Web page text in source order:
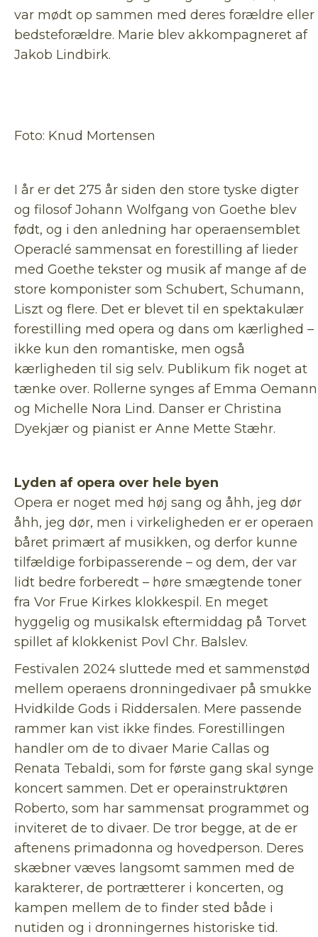
var mødt op sammen med deres forældre eller
bedsteforældre. Marie blev akkompagneret af
Jakob Lindbirk.
Foto: Knud Mortensen
I år er det 275 år siden den store tyske digter
og filosof Johann Wolfgang von Goethe blev
født, og i den anledning har operaensemblet
Operaclé sammensat en forestilling af lieder
med Goethe tekster og musik af mange af de
store komponister som Schubert, Schumann,
Liszt og flere. Det er blevet til en spektakulær
forestilling med opera og dans om kærlighed –
ikke kun den romantiske, men også
kærligheden til sig selv. Publikum fik noget at
tænke over. Rollerne synges af Emma Oemann
og Michelle Nora Lind. Danser er Christina
Dyekjær og pianist er Anne Mette Stæhr.
Lyden af opera over hele byen
Opera er noget med høj sang og åhh, jeg dør
åhh, jeg dør, men i virkeligheden er er operaen
båret primært af musikken, og derfor kunne
tilfældige forbipasserende – og dem, der var
lidt bedre forberedt – høre smægtende toner
fra Vor Frue Kirkes klokkespil. En meget
hyggelig og musikalsk eftermiddag på Torvet
spillet af klokkenist Povl Chr. Balslev.
Festivalen 2024 sluttede med et sammenstød
mellem operaens dronningedivaer på smukke
Hvidkilde Gods i Riddersalen. Mere passende
rammer kan vist ikke findes. Forestillingen
handler om de to divaer Marie Callas og
Renata Tebaldi, som for første gang skal synge
koncert sammen. Det er operainstruktøren
Roberto, som har sammensat programmet og
inviteret de to divaer. De tror begge, at de er
aftenens primadonna og hovedperson. Deres
skæbner væves langsomt sammen med de
karakterer, de portrætterer i koncerten, og
kampen mellem de to finder sted både i
nutiden og i dronningernes historiske tid.